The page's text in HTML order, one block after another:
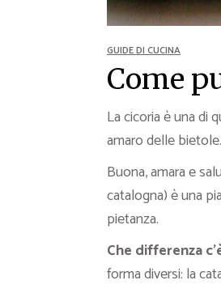
GUIDE DI CUCINA
Come
La cicoria è una di
amaro delle
Buona, amara e
catalogna) è una
pietanza.
Che differenza
forma diversi: la